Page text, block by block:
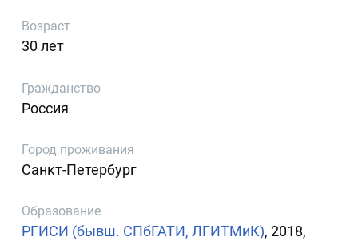
Возраст
30 лет
Гражданство
Россия
Город проживания
Санкт-Петербург
Образование
РГИСИ (бывш. СПбГАТИ, ЛГИТМиК), 2018,